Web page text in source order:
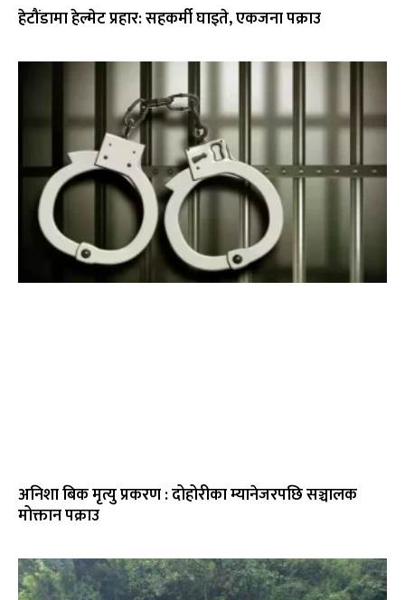
हेटौंडामा हेल्मेट प्रहार: सहकर्मी घाइते, एकजना पक्राउ
अनिशा बिक मृत्यु प्रकरण : दोहोरीका म्यानेजरपछि सञ्चालक
मोक्तान पक्राउ